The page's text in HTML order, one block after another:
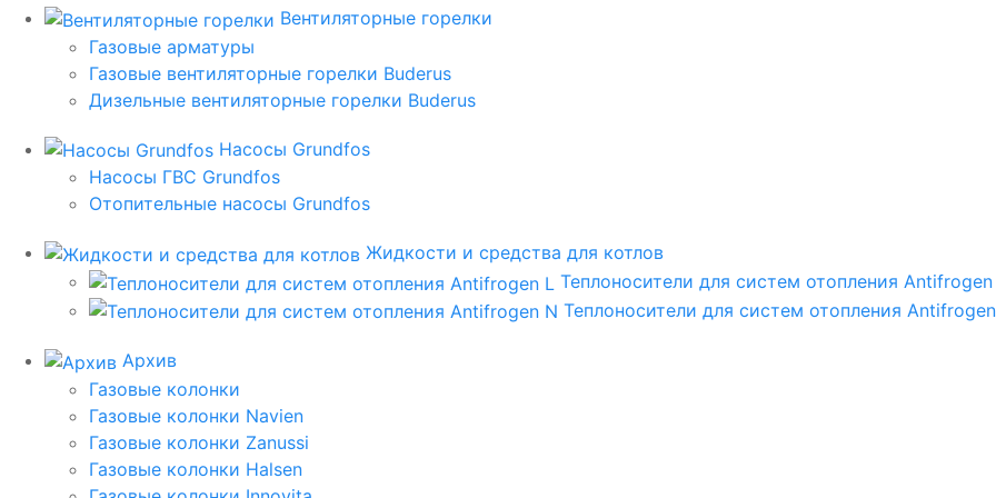
Вентиляторные горелки
Газовые арматуры
Газовые вентиляторные горелки Buderus
Дизельные вентиляторные горелки Buderus
Насосы Grundfos
Насосы ГВС Grundfos
Отопительные насосы Grundfos
Жидкости и средства для котлов
Теплоносители для систем отопления
Теплоносители для систем отопления
Архив
Газовые колонки
Газовые колонки Navien
Газовые колонки Zanussi
Газовые колонки Halsen